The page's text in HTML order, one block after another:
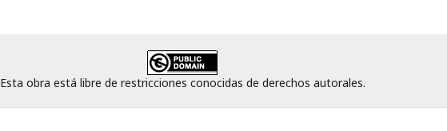
Esta obra está libre de restricciones conocidas de derechos autorales.